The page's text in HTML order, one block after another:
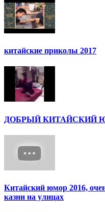
китайские приколы 2017
ДОБРЫЙ КИТАЙСКИЙ
Китайский юмор 2016,
казни на улицах